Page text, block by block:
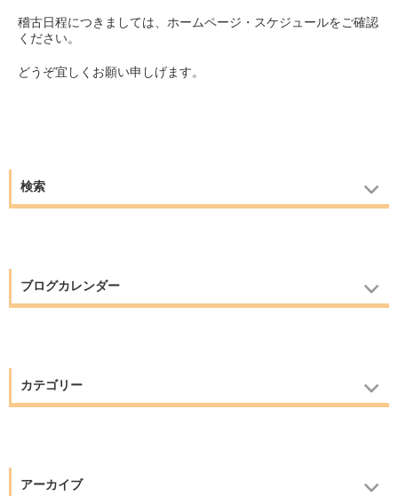
稽古日程につきましては、ホームページ・スケジュールをご確認
ください。
どうぞ宜しくお願い申しげます。
検索
ブログカレンダー
カテゴリー
アーカイブ